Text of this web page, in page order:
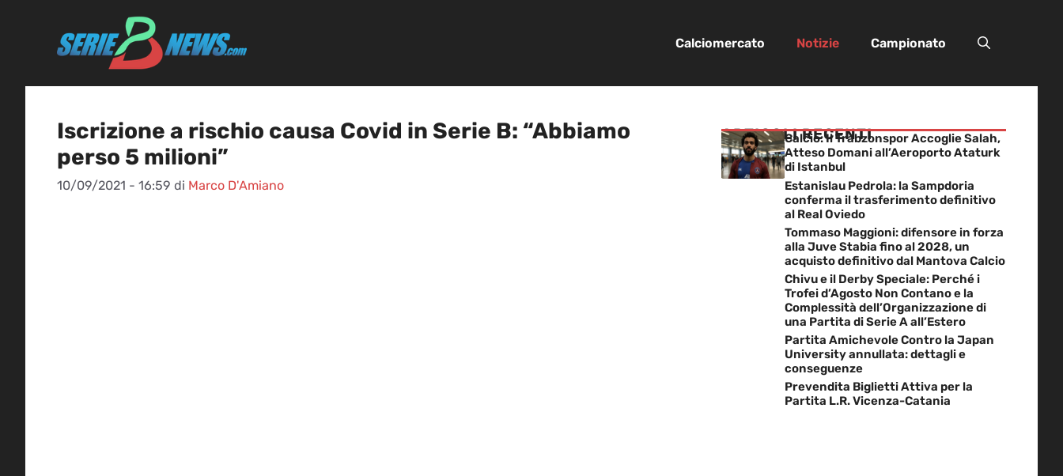
Calciomercato Notizie Campionato
Iscrizione a rischio causa Covid in Serie B: “Abbiamo
perso 5 milioni”
10/09/2021 - 16:59 di Marco D'Amiano
ARTICOLI RECENTI
Calcio: Il Trabzonspor Accoglie Salah,
Atteso Domani all’Aeroporto Ataturk
di Istanbul
Estanislau Pedrola: la Sampdoria
conferma il trasferimento definitivo
al Real Oviedo
Tommaso Maggioni: difensore in forza
alla Juve Stabia fino al 2028, un
acquisto definitivo dal Mantova Calcio
Chivu e il Derby Speciale: Perché i
Trofei d’Agosto Non Contano e la
Complessità dell’Organizzazione di
una Partita di Serie A all’Estero
Partita Amichevole Contro la Japan
University annullata: dettagli e
conseguenze
Prevendita Biglietti Attiva per la
Partita L.R. Vicenza-Catania